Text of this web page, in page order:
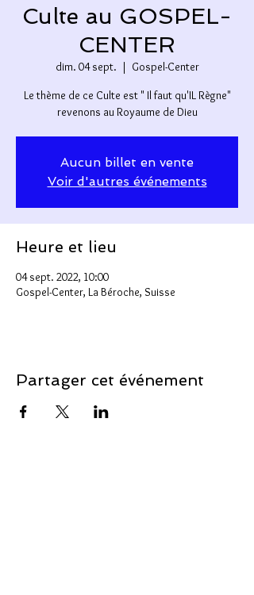
Culte au GOSPEL-
CENTER
dim. 04 sept.
  |
Gospel-Center
Le thème de ce Culte est " Il faut qu'IL Règne"
revenons au Royaume de Dieu
Aucun billet en vente
Voir d'autres événements
Heure et lieu
04 sept. 2022, 10:00
Gospel-Center, La Béroche, Suisse
Partager cet événement